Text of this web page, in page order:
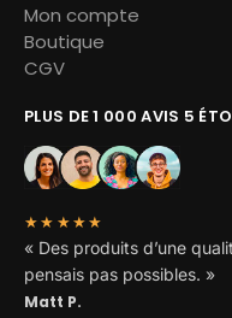
Mon compte
Boutique
CGV
PLUS DE 1 000 AVIS 5
★★★★★
« Des produits d’une
pensais pas possibles. »
Matt P.